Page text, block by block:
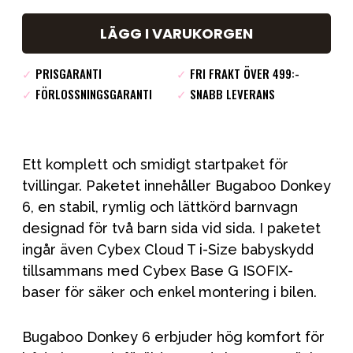
LÄGG I VARUKORGEN
✓ PRISGARANTI ✓ FRI FRAKT ÖVER 499:-
✓ FÖRLOSSNINGSGARANTI ✓ SNABB LEVERANS
Ett komplett och smidigt startpaket för
tvillingar. Paketet innehåller Bugaboo Donkey
6, en stabil, rymlig och lättkörd barnvagn
designad för två barn sida vid sida. I paketet
ingår även Cybex Cloud T i-Size babyskydd
tillsammans med Cybex Base G ISOFIX-
baser för säker och enkel montering i bilen.
Bugaboo Donkey 6 erbjuder hög komfort för